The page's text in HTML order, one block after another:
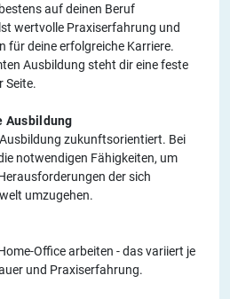
auf deinen Beruf
wertvolle Praxiserfahrung und
für deine erfolgreiche Karriere.
Ausbildung steht dir eine feste
Seite.
Ausbildung
zukunftsorientiert. Bei
notwendigen Fähigkeiten, um
der sich
umzugehen.
Office arbeiten - das variiert je
und Praxiserfahrung.